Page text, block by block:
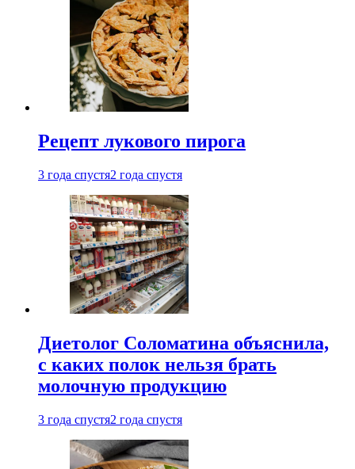
Рецепт лукового пирога
3 года спустя2 года спустя
Диетолог Соломатина объяснила,
с каких полок нельзя брать
молочную продукцию
3 года спустя2 года спустя